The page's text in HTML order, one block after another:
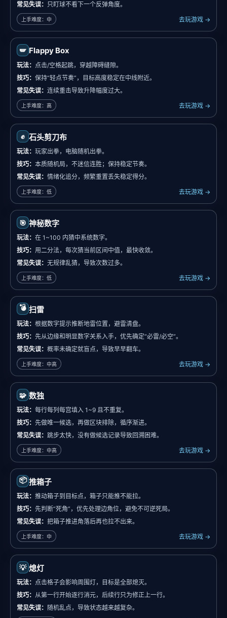
常见失误： 只盯球不看下一个反弹角度。
上手难度：中 去玩游戏 →
🪽 Flappy Box
玩法： 点击/空格起跳，穿越障碍缝隙。
技巧： 保持“轻点节奏”，目标高度稳定在中线附近。
常见失误： 连续重击导致升降幅度过大。
上手难度：高 去玩游戏 →
✊ 石头剪刀布
玩法： 玩家出拳，电脑随机出拳。
技巧： 本质随机局，不迷信连胜；保持稳定节奏。
常见失误： 情绪化追分，频繁重置丢失稳定得分。
上手难度：低 去玩游戏 →
🎯 神秘数字
玩法： 在 1~100 内猜中系统数字。
技巧： 用二分法，每次猜当前区间中值，最快收敛。
常见失误： 无规律乱猜，导致次数过多。
上手难度：低 去玩游戏 →
💣 扫雷
玩法： 根据数字提示推断地雷位置，避雷清盘。
技巧： 先从边缘和明显数字关系入手，优先确定“必雷/必空”。
常见失误： 概率未确定就盲点，导致早早翻车。
上手难度：中高 去玩游戏 →
🧩 数独
玩法： 每行每列每宫填入 1~9 且不重复。
技巧： 先做唯一候选，再做区块排除，循序渐进。
常见失误： 跳步太快，没有做候选记录导致回溯困难。
上手难度：中高 去玩游戏 →
📦 推箱子
玩法： 推动箱子到目标点，箱子只能推不能拉。
技巧： 先判断“死角”，优先处理边角位，避免不可逆死局。
常见失误： 把箱子推进角落后再也拉不出来。
上手难度：中 去玩游戏 →
💡 熄灯
玩法： 点击格子会影响周围灯，目标是全部熄灭。
技巧： 从第一行开始逐行消元，后续行只为修正上一行。
常见失误： 随机乱点，导致状态越来越复杂。